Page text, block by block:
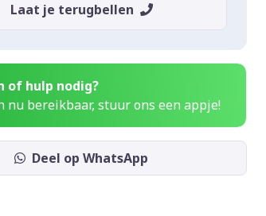
Laat je terugbellen
of hulp nodig?
nu bereikbaar, stuur ons een appje!
Deel op WhatsApp